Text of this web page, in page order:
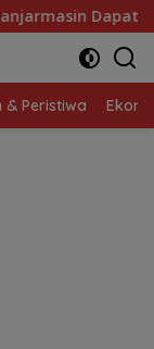
dari Alumni
& Peristiwa